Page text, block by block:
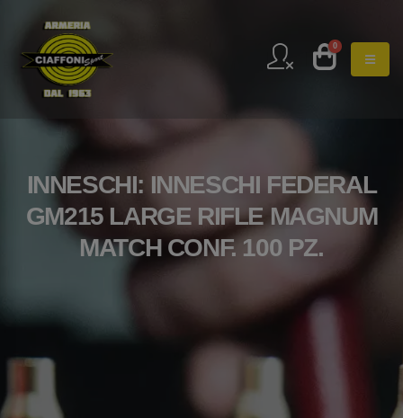
0
INNESCHI: INNESCHI FEDERAL
GM215 LARGE RIFLE MAGNUM
MATCH CONF. 100 PZ.